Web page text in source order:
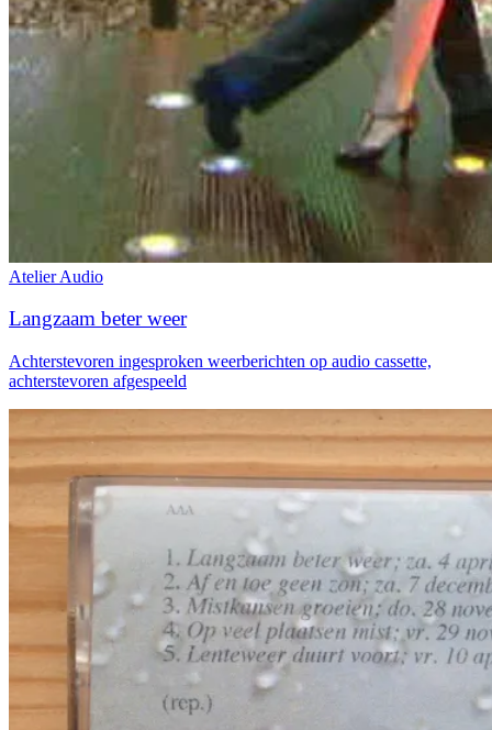
AtelierAudio
Langzaam beter weer
Achterstevoren ingesproken weerberichten op audio cassette,
achterstevoren afgespeeld